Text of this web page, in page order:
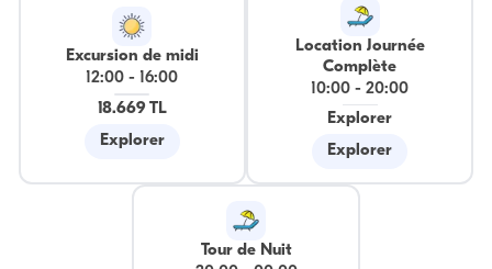
Excursion de midi
12:00 - 16:00
18.669 TL
Explorer
Location Journée
Complète
10:00 -20:00
Explorer
Explorer
Tour de Nuit